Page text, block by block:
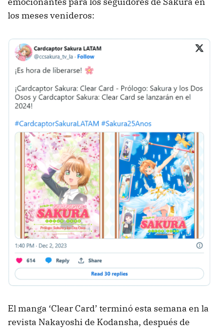
los meses venideros:
El manga ‘Clear Card’ terminó esta semana en la
revista Nakayoshi de Kodansha, después de